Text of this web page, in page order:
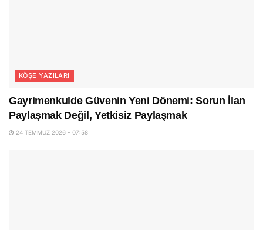
KÖŞE YAZILARI
Gayrimenkulde Güvenin Yeni Dönemi: Sorun İlan
Paylaşmak Değil, Yetkisiz Paylaşmak
24 TEMMUZ 2026 - 07:58